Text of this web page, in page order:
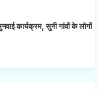
कार्यक्रम, सुनी गांवों के लोगों